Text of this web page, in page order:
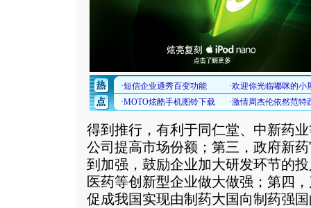
得到推行，有利于同仁堂、中新药
公司提高市场份额；第三，政府新
到加强，鼓励企业加大研发环节的
医药等创新型企业做大做强；第四
促成我国实现由制药大国向制药强